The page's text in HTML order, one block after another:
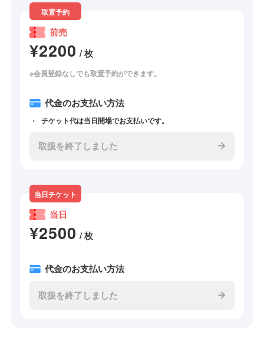
取置予約
前売
¥2200 / 枚
※会員登録なしでも取置予約ができます。
代金のお支払い方法
チケット代は当日開場でお支払いです。
取扱を終了しました
当日チケット
当日
¥2500 / 枚
代金のお支払い方法
取扱を終了しました